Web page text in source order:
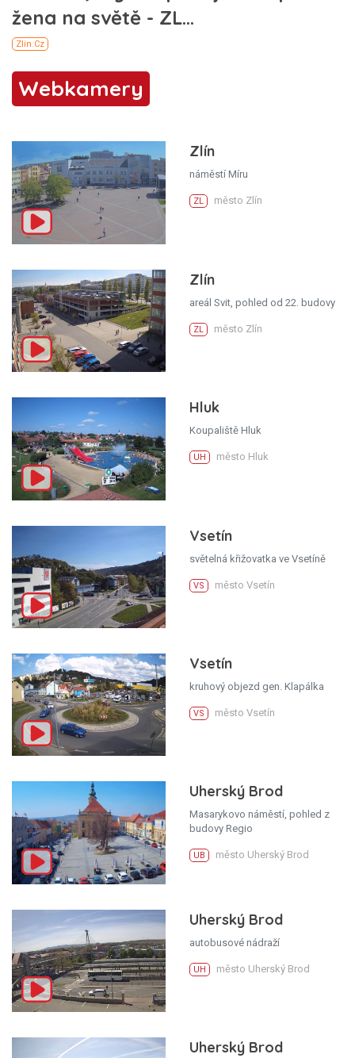
Webkamery
Zlín
náměstí Míru
ZL město Zlín
Zlín
areál Svit, pohled od 22. budovy
ZL město Zlín
Hluk
Koupaliště Hluk
UH město Hluk
Vsetín
světelná křižovatka ve Vsetíně
VS město Vsetín
Vsetín
kruhový objezd gen. Klapálka
VS město Vsetín
Uherský Brod
Masarykovo náměstí, pohled z
budovy Regio
UB město Uherský Brod
Uherský Brod
autobusové nádraží
UH město Uherský Brod
Uherský Brod